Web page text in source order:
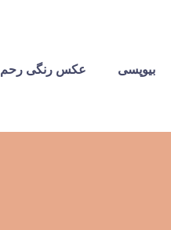
بیوپسی عکس رنگی رحم